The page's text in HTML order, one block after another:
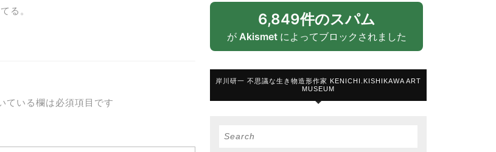
る。
ている欄は必須項目です
6,849件のスパム
が Akismetによってブロックされました
岸川研一 不思議な生き物造形作家 KENICHI.KISHIKAWA ART
MUSEUM
Search